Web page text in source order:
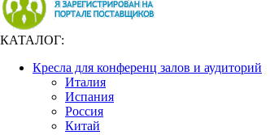
КАТАЛОГ:
Кресла для конференц залов и аудиторий
Италия
Испания
Россия
Китай